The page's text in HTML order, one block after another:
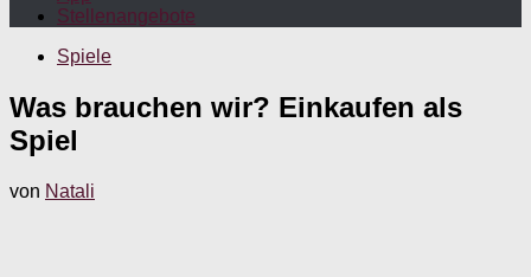
Stellenangebote
Spiele
Was brauchen wir? Einkaufen als
Spiel
von Natali